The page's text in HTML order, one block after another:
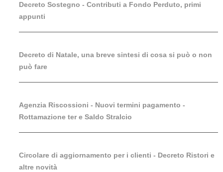
Decreto Sostegno - Contributi a Fondo Perduto, primi
appunti
Decreto di Natale, una breve sintesi di cosa si può o non
può fare
Agenzia Riscossioni - Nuovi termini pagamento -
Rottamazione ter e Saldo Stralcio
Circolare di aggiornamento per i clienti - Decreto Ristori e
altre novità